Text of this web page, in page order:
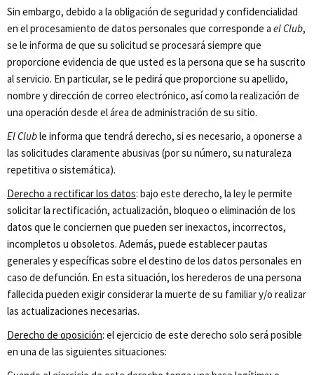
Sin embargo, debido a la obligación de seguridad y confidencialidad
en el procesamiento de datos personales que corresponde a el Club,
se le informa de que su solicitud se procesará siempre que
proporcione evidencia de que usted es la persona que se ha suscrito
al servicio. En particular, se le pedirá que proporcione su apellido,
nombre y dirección de correo electrónico, así como la realización de
una operación desde el área de administración de su sitio.
El Cluble informa que tendrá derecho, si es necesario, a oponerse a
las solicitudes claramente abusivas (por su número, su naturaleza
repetitiva o sistemática).
Derecho a rectificar los datos: bajo este derecho, la ley le permite
solicitar la rectificación, actualización, bloqueo o eliminación de los
datos que le conciernen que pueden ser inexactos, incorrectos,
incompletos u obsoletos. Además, puede establecer pautas
generales y específicas sobre el destino de los datos personales en
caso de defunción. En esta situación, los herederos de una persona
fallecida pueden exigir considerar la muerte de su familiar y/o realizar
las actualizaciones necesarias.
Derecho de oposición: el ejercicio de este derecho solo será posible
en una de las siguientes situaciones: